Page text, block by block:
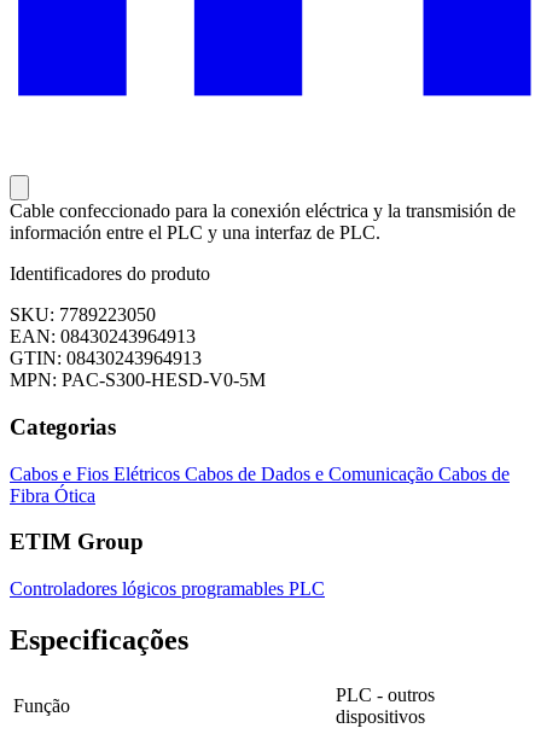
Cable confeccionado para la conexión eléctrica y la transmisión de
información entre el PLC y una interfaz de PLC.
Identificadores do produto
SKU: 7789223050
EAN: 08430243964913
GTIN: 08430243964913
MPN: PAC-S300-HESD-V0-5M
Categorias
Cabos e Fios Elétricos Cabos de Dados e Comunicação Cabos de
Fibra Ótica
ETIM Group
Controladores lógicos programables PLC
Especificações
Função
PLC - outros
dispositivos